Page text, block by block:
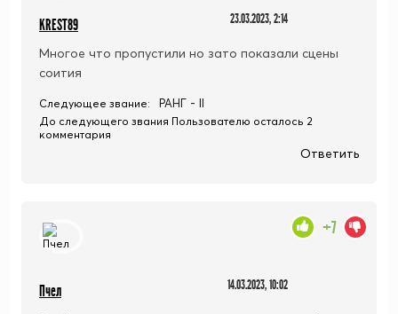
KREST89 23.03.2023, 2:14
Многое что пропустили но зато показали сцены
соития
Следующее звание: РАНГ - II
До следующего звания Пользователю осталось 2
комментария
Ответить
Пчел 14.03.2023, 10:02
+7